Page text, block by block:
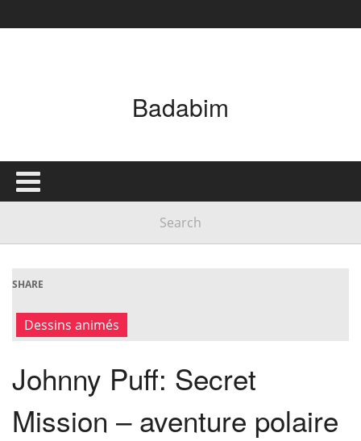
Badabim
SHARE
Dessins animés
Johnny Puff: Secret
Mission – aventure polaire